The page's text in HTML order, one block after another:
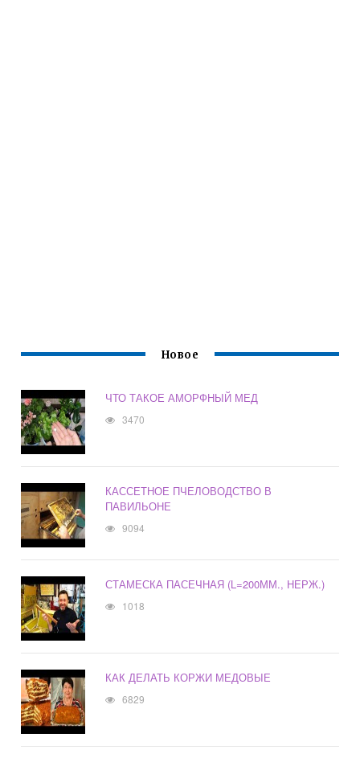
Новое
ЧТО ТАКОЕ АМОРФНЫЙ МЕД
3470
КАССЕТНОЕ ПЧЕЛОВОДСТВО В
ПАВИЛЬОНЕ
9094
СТАМЕСКА ПАСЕЧНАЯ (L=200ММ., НЕРЖ.)
1018
КАК ДЕЛАТЬ КОРЖИ МЕДОВЫЕ
6829